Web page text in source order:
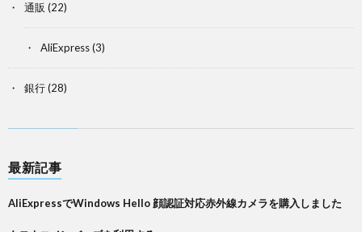
通販 (22)
AliExpress(3)
銀行(28)
最新記事
AliExpressでWindows Hello 顔認証対応赤外線カメラを購入しました